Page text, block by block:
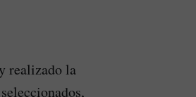
realizado la